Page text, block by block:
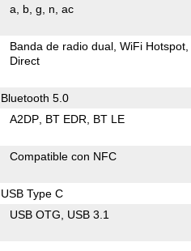
a b g n ac
Banda de radio dual WiFi Hotspot
Direct
Bluetooth 5.0
A2DP BT EDR BT LE
Compatible con NFC
USB Type C
USB OTG USB 3.1